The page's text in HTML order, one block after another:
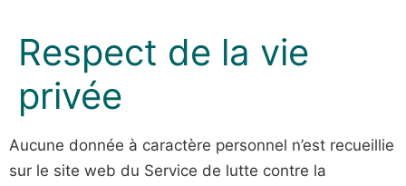
Respect de la vie
privée
Aucune donnée à caractère personnel n’est recueillie
sur le site web du Service de lutte contre la